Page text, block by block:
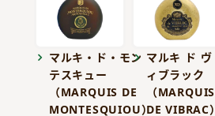
マルキ・ド・モン
テスキュー
（MARQUIS DE
MONTESQUIOU）
マルキ ド ヴ
ィブラック
（MARQUIS
DE VIBRAC）